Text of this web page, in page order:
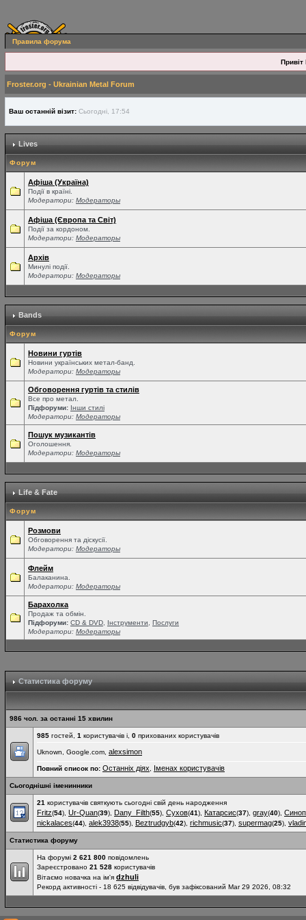
Правила форума
Привіт
Froster.org - Ukrainian Metal Forum
Ваш останній візит: Сьогодні, 17:54
Lives
Форум
Афіша (Україна)
Події в країні.
Модератори: Модераторы
Афіша (Європа та Світ)
Події за кордоном.
Модератори: Модераторы
Архів
Минулі події.
Модератори: Модераторы
Bands
Форум
Новини гуртів
Новини українських метал-банд.
Модератори: Модераторы
Обговорення гуртів та стилів
Все про метал.
Підфоруми: Інши стилі
Модератори: Модераторы
Пошук музикантів
Оголошення.
Модератори: Модераторы
Life & Fate
Форум
Розмови
Обговорення та діскусії.
Модератори: Модераторы
Флейм
Балаканина.
Модератори: Модераторы
Барахолка
Продаж та обмін.
Підфоруми: СD & DVD Інструменти
Послуги
Модератори: Модераторы
Статистика форуму
986 чол. за останні 15 хвилин
985 гостей, 1 користувачів і, 0 прихованих користувачів
Uknown, Google.com, alexsimon
Повний список по: Останніх діях Іменах користувачів
Сьогоднішні іменинники
21 користувачів святкують сьогодні свій день народження
Fritz(54), Ur-Quan(39), Dany_Filth(55), Сухов(41), Катарсис(37), gray(40),
nickalaces(44), alek3938(55), Beztrudgyb(42), richmusic(37), supermag(25),
Статистика форуму
На форумі 2 621 800 повідомлень
Зареєстровано 21 528 користувачів
Вітаємо новачка на ім'я dzhuli
Рекорд активності - 18 625 відвідувачів, був зафіксований Mar 29 2026, 08:32